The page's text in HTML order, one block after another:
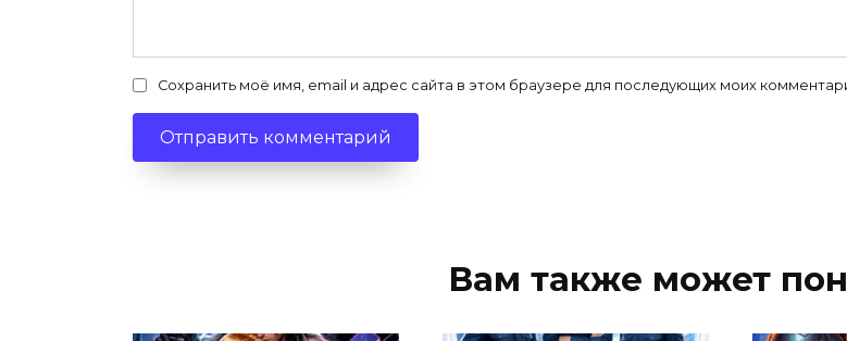
Сохранить моё имя, email и адрес сайта в этом браузере для последующих моих
Вам также может